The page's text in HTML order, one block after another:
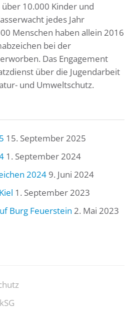
10.000 Kinder und
jedes Jahr
Menschen haben allein 2016
bei der
Das Engagement
über die Jugendarbeit
und Umweltschutz.
15. September 2025
1. September 2024
2024 9. Juni 2024
1. September 2023
Burg Feuerstein 2. Mai 2023